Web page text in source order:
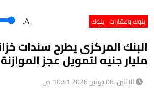
بنوك وعقارات بنوك .A
مليار جنيه لتمويل عجز الموازنة
الإثنين، 08 يونيو 2026 10:41 ص